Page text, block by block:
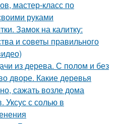
мастер-класс по
руками
Замок на калитку:
и советы правильного
из дерева. С полом и без
дворе. Какие дeрeвья
сажать возле дома
Уксус с солью в